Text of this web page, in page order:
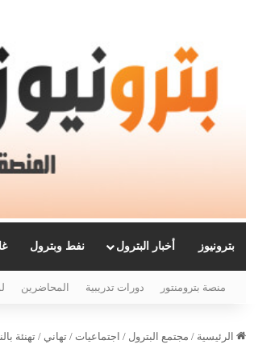
بترونيوز أخبار البترول نفط وبترول
منصة بترومنتور دورات تدريبية المحاضرين
الرئيسية / مجتمع البترول / اجتماعيات / تهاني / تهنئة